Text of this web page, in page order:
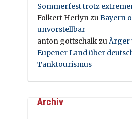
Sommerfest trotz
Folkert HerlynzuBayern
unvorstellbar
anton gottschalkzuÄrger
Eupener Land über
Tanktourismus
Archiv